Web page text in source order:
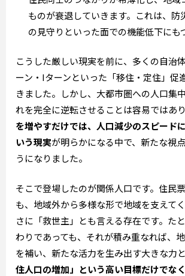
ものが衰退していきます。これは、防
の見守りといった面での機能低下にも
こうした厳しい現実を前に、多くの自治
ーン・Iターンといった「移住・定住」促
きました。しかし、大都市圏への人口集
れを完全に逆転させることは容易ではあり
を増やすだけでは、人口減少のスピード
いう現実が明らかになる中で、新たな視
うになりました。
そこで登場したのが関係人口です。住民
も、地域外から多様な形で地域を支えて
さに「救世主」とも言える存在です。た
わりであっても、それが積み重なれば、
を補い、新たな活力を生み出す大きな力と
住人口の増加」という高い目標だけでな